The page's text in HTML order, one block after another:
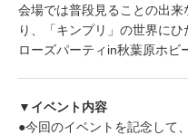
会場では普段見ることの出
り、「キンプリ」の世界に
ローズパーティin秋葉原ホビ
▼イベント内容
●今回のイベントを記念して